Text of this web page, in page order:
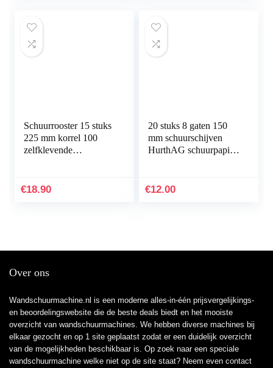
Schuurrooster 15 stuks
225 mm korrel 100
zelfklevende
schuurpapier voor
€18.90
20 stuks 8 gaten 150
mm schuurschijven
HurthAG schuurpapier
Random Orbit-
€12.00
Over ons
Wandschuurmachine.nl is een moderne alles-in-één prijsvergelijkings-
en beoordelingswebsite die de beste deals biedt en het mooiste
overzicht van wandschuurmachines. We hebben diverse machines bij
elkaar gezocht en op 1 site geplaatst zodat er een duidelijk overzicht
van de mogelijkheden beschikbaar is. Op zoek naar een speciale
wandschuurmachine welke niet op de site staat? Neem even contact